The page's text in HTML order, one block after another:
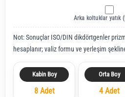
Arka koltuklar yatık
Not: Sonuçlar ISO/DIN dikdörtgenler
hesaplanır; valiz formu ve yerleşim
Kabin Boy
8 Adet
Orta Boy
4 Adet